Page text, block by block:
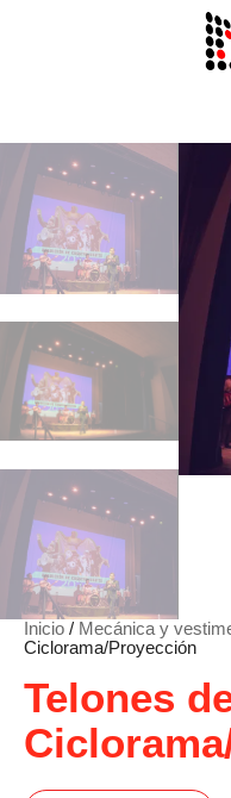
Inicio / Mecánica y
Ciclorama/Proyección
Telones